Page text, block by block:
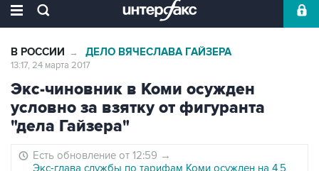
В РОССИИ → ДЕЛО ВЯЧЕСЛАВА ГАЙЗЕРА
13:17, 24 марта 2017
Экс-чиновник в Коми осужден
условно за взятку от фигуранта
"дела Гайзера"
Есть обновление от 12:59 →
Экс-глава службы по тарифам Коми осужден на 4,5